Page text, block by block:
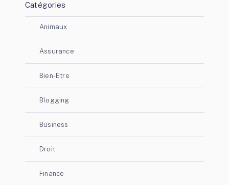
Catégories
Animaux
Assurance
Bien-Etre
Blogging
Business
Droit
Finance